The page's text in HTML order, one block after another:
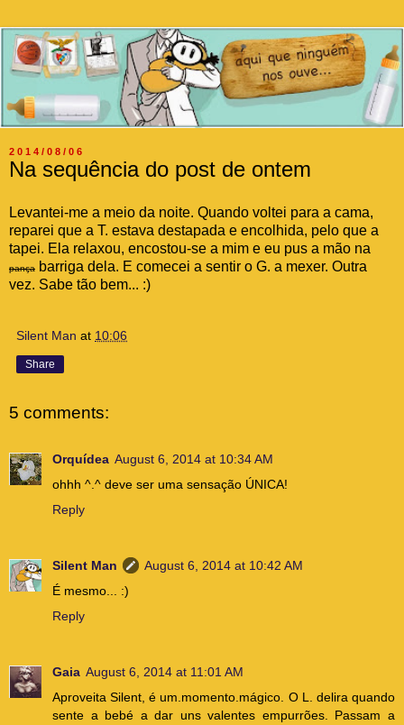
2014/08/06
Na sequência do post de ontem
Levantei-me a meio da noite. Quando voltei para a cama,
reparei que a T. estava destapada e encolhida, pelo que a
tapei. Ela relaxou, encostou-se a mim e eu pus a mão na
pança barriga dela. E comecei a sentir o G. a mexer. Outra
vez. Sabe tão bem... :)
Silent Man at 10:06
Share
5 comments:
Orquídea August 6, 2014 at 10:34 AM
ohhh ^.^ deve ser uma sensação ÚNICA!
Reply
Silent Man
August 6, 2014 at 10:42 AM
É mesmo... :)
Reply
Gaia August 6, 2014 at 11:01 AM
Aproveita Silent, é um.momento.mágico. O L. delira quando
sente a bebé a dar uns valentes empurrões. Passam a